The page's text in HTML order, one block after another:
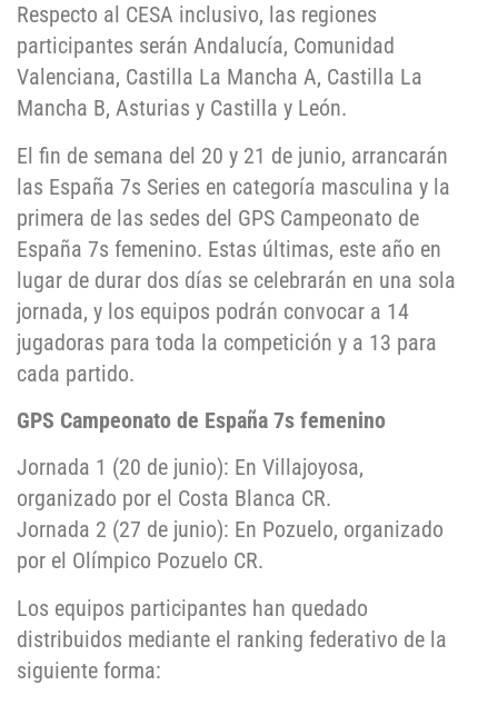
Respecto al CESA inclusivo, las regiones
participantes serán Andalucía, Comunidad
Valenciana, Castilla La Mancha A, Castilla La
Mancha B, Asturias y Castilla y León.
El fin de semana del 20 y 21 de junio, arrancarán
las España 7s Series en categoría masculina y la
primera de las sedes del GPS Campeonato de
España 7s femenino. Estas últimas, este año en
lugar de durar dos días se celebrarán en una sola
jornada, y los equipos podrán convocar a 14
jugadoras para toda la competición y a 13 para
cada partido.
GPS Campeonato de España 7s femenino
Jornada 1 (20 de junio): En Villajoyosa,
organizado por el Costa Blanca CR.
Jornada 2 (27 de junio): En Pozuelo, organizado
por el Olímpico Pozuelo CR.
Los equipos participantes han quedado
distribuidos mediante el ranking federativo de la
siguiente forma: